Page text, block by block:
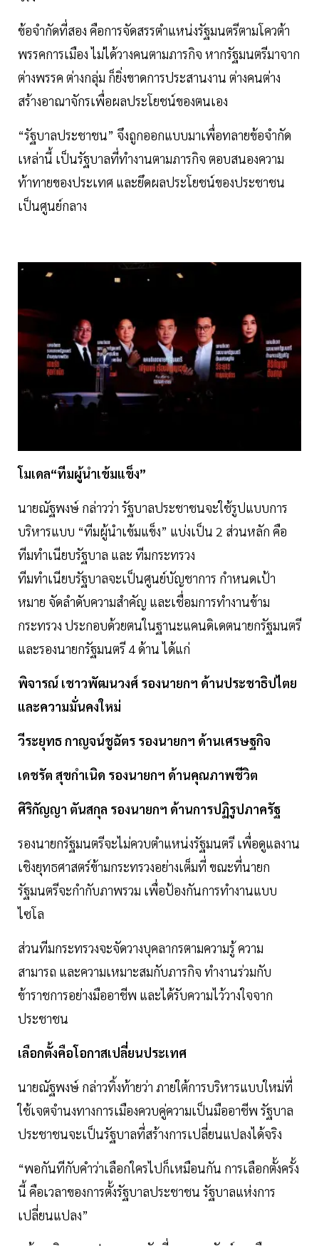
ข้อจำกัดที่สอง คือการจัดสรรตำแหน่งรัฐมนตรีตามโควต้า
พรรคการเมือง ไม่ได้วางคนตามภารกิจ หากรัฐมนตรีมาจาก
ต่างพรรค ต่างกลุ่ม ก็ยิ่งขาดการประสานงาน ต่างคนต่าง
สร้างอาณาจักรเพื่อผลประโยชน์ของตนเอง
“รัฐบาลประชาชน” จึงถูกออกแบบมาเพื่อทลายข้อจำกัด
เหล่านี้ เป็นรัฐบาลที่ทำงานตามภารกิจ ตอบสนองความ
ท้าทายของประเทศ และยึดผลประโยชน์ของประชาชน
เป็นศูนย์กลาง
โมเดล“ทีมผู้นำเข้มแข็ง”
นายณัฐพงษ์ กล่าวว่า รัฐบาลประชาชนจะใช้รูปแบบการ
บริหารแบบ “ทีมผู้นำเข้มแข็ง” แบ่งเป็น 2 ส่วนหลัก คือ
ทีมทำเนียบรัฐบาล และ ทีมกระทรวง
ทีมทำเนียบรัฐบาลจะเป็นศูนย์บัญชาการ กำหนดเป้า
หมาย จัดลำดับความสำคัญ และเชื่อมการทำงานข้าม
กระทรวง ประกอบด้วยตนในฐานะแคนดิเดตนายกรัฐมนตรี
และรองนายกรัฐมนตรี 4 ด้าน ได้แก่
พิจารณ์ เชาวพัฒนวงศ์ รองนายกฯ ด้านประชาธิปไตย
และความมั่นคงใหม่
วีระยุทธ กาญจน์ชูฉัตร รองนายกฯ ด้านเศรษฐกิจ
เดชรัต สุขกำเนิด รองนายกฯ ด้านคุณภาพชีวิต
ศิริกัญญา ตันสกุล รองนายกฯ ด้านการปฏิรูปภาครัฐ
รองนายกรัฐมนตรีจะไม่ควบตำแหน่งรัฐมนตรี เพื่อดูแลงาน
เชิงยุทธศาสตร์ข้ามกระทรวงอย่างเต็มที่ ขณะที่นายก
รัฐมนตรีจะกำกับภาพรวม เพื่อป้องกันการทำงานแบบ
ไซโล
ส่วนทีมกระทรวงจะจัดวางบุคลากรตามความรู้ ความ
สามารถ และความเหมาะสมกับภารกิจ ทำงานร่วมกับ
ข้าราชการอย่างมืออาชีพ และได้รับความไว้วางใจจาก
ประชาชน
เลือกตั้งคือโอกาสเปลี่ยนประเทศ
นายณัฐพงษ์ กล่าวทิ้งท้ายว่า ภายใต้การบริหารแบบใหม่ที่
ใช้เจตจำนงทางการเมืองควบคู่ความเป็นมืออาชีพ รัฐบาล
ประชาชนจะเป็นรัฐบาลที่สร้างการเปลี่ยนแปลงได้จริง
“พอกันทีกับคำว่าเลือกใครไปก็เหมือนกัน การเลือกตั้งครั้ง
นี้ คือเวลาของการตั้งรัฐบาลประชาชน รัฐบาลแห่งการ
เปลี่ยนแปลง”